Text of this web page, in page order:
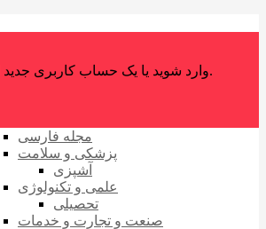
وارد شوید یا یک حساب کاربری جدید ایجاد کنید.
مجله فارسی
پزشکی و سلامت
آشپزی
علمی و تکنولوژی
تحصیلی
صنعت و تجارت و خدمات